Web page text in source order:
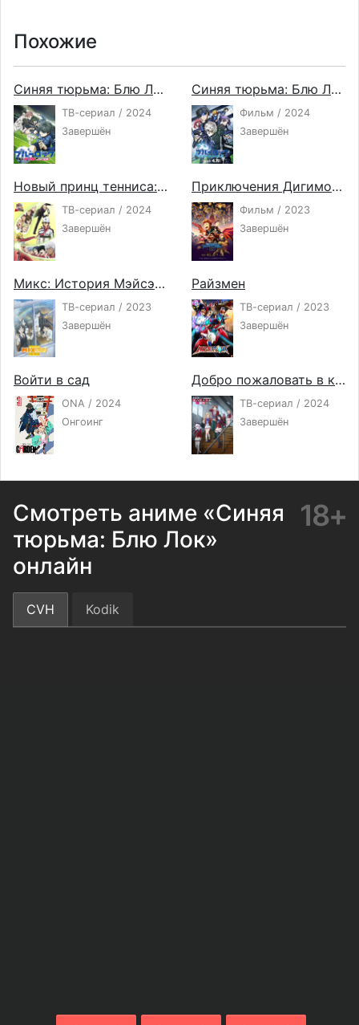
Похожие
Синяя тюрьма: Блю Лок против юношеской сборной Японии
ТВ-сериал / 2024
Завершён
Синяя тюрьма: Блю Лок — Эпизод с Наги
Фильм / 2024
Завершён
Новый принц тенниса: Юношеский чемпионат мира — Полуфинал
ТВ-сериал / 2024
Завершён
Приключения Дигимонов 02: Начало
Фильм / 2023
Завершён
Микс: История Мэйсэй 2
ТВ-сериал / 2023
Завершён
Райзмен
ТВ-сериал / 2023
Завершён
Войти в сад
ONA / 2024
Онгоинг
Добро пожаловать в класс превосходства 3
ТВ-сериал / 2024
Завершён
Смотреть аниме «Синяя
тюрьма: Блю Лок»
онлайн
18+
CVH Kodik